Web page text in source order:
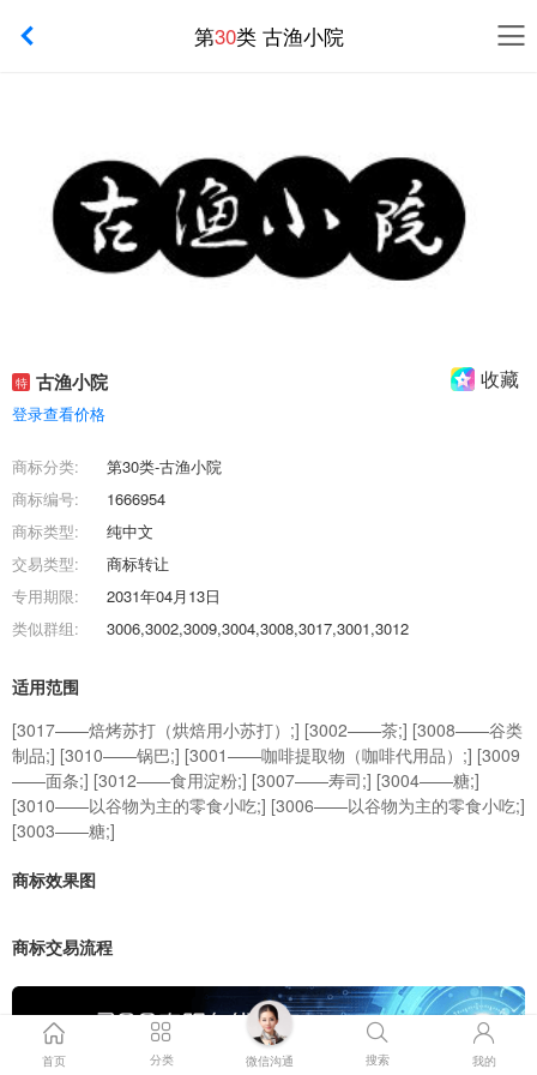
第30类 古渔小院
特 古渔小院 收藏
登录查看价格
商标分类:
第30类-古渔小院
商标编号:
1666954
商标类型:
纯中文
交易类型:
商标转让
专用期限:
2031年04月13日
类似群组:
3006,3002,3009,3004,3008,3017,3001,3012
适用范围
[3017——焙烤苏打（烘焙用小苏打）;] [3002——茶;] [3008——谷类
制品;] [3010——锅巴;] [3001——咖啡提取物（咖啡代用品）;] [3009
——面条;] [3012——食用淀粉;] [3007——寿司;] [3004——糖;]
[3010——以谷物为主的零食小吃;] [3006——以谷物为主的零食小吃;]
[3003——糖;]
商标效果图
商标交易流程
首页 分类 微信沟通 搜索 我的